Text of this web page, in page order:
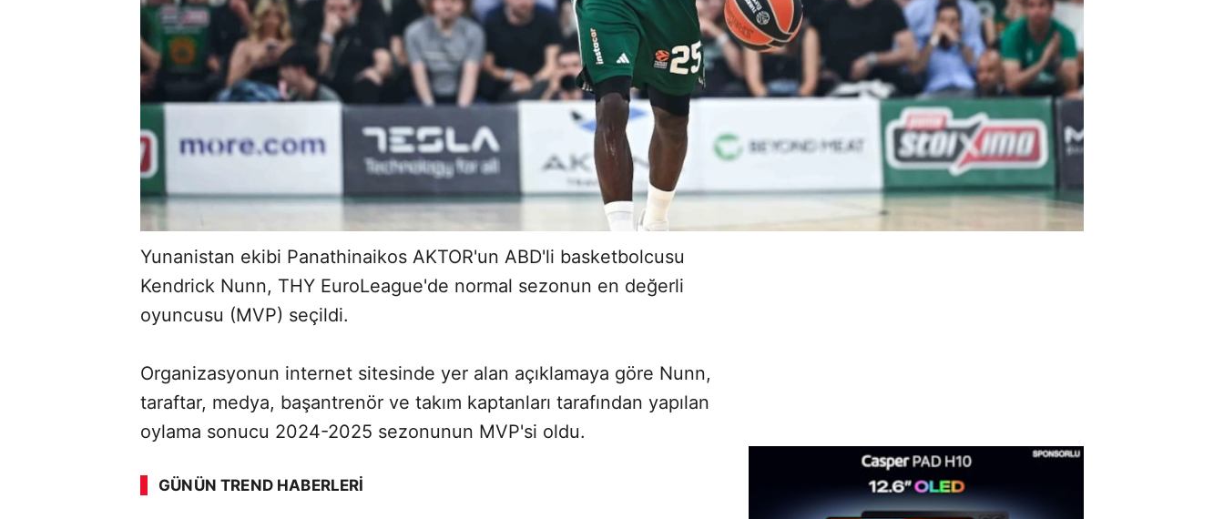
Yunanistan ekibi Panathinaikos AKTOR'un ABD'li basketbolcusu
Kendrick Nunn, THY EuroLeague'de normal sezonun en değerli
oyuncusu (MVP) seçildi.
Organizasyonun internet sitesinde yer alan açıklamaya göre Nunn,
taraftar, medya, başantrenör ve takım kaptanları tarafından yapılan
oylama sonucu 2024-2025 sezonunun MVP'si oldu.
GÜNÜN TREND HABERLERI